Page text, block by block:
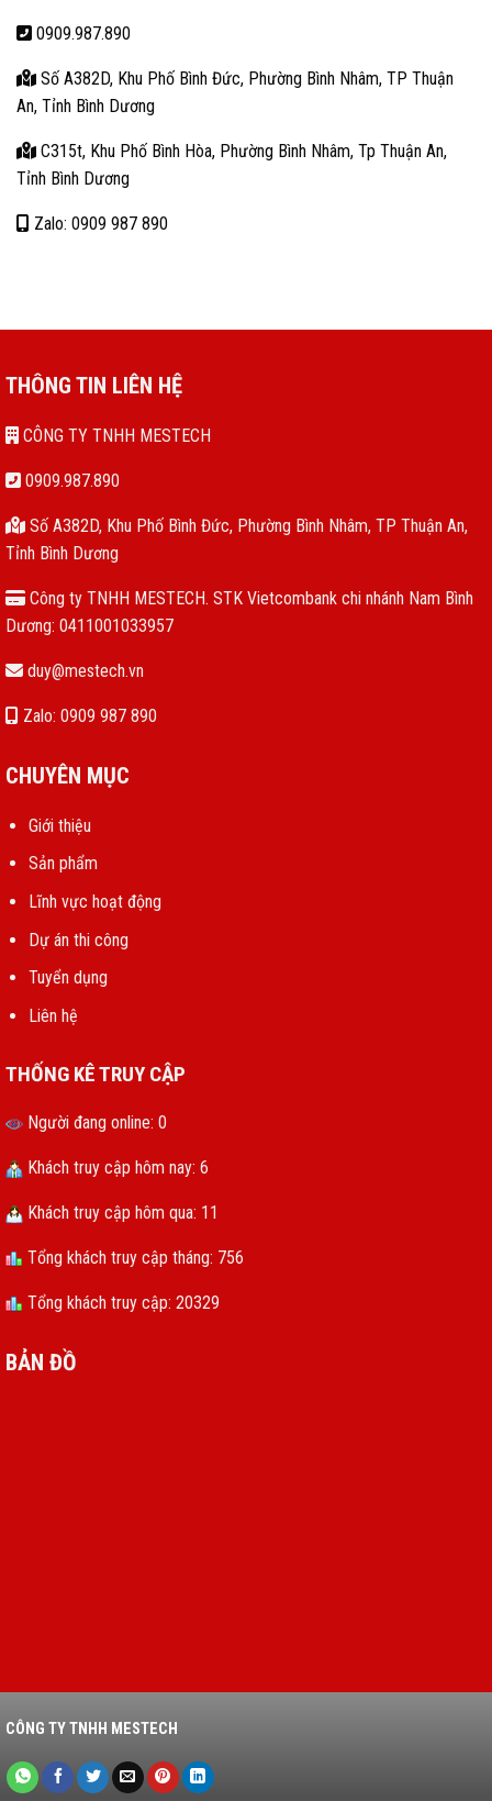
0909.987.890
Số A382D, Khu Phố Bình Đức, Phường Bình Nhâm, TP Thuận
An, Tỉnh Bình Dương
C315t, Khu Phố Bình Hòa, Phường Bình Nhâm, Tp Thuận An,
Tỉnh Bình Dương
Zalo: 0909 987 890
THÔNG TIN LIÊN HỆ
CÔNG TY TNHH MESTECH
0909.987.890
Số A382D, Khu Phố Bình Đức, Phường Bình Nhâm, TP Thuận An,
Tỉnh Bình Dương
Công ty TNHH MESTECH. STK Vietcombank chi nhánh Nam Bình
Dương: 0411001033957
duy@mestech.vn
Zalo: 0909 987 890
CHUYÊN MỤC
Giới thiệu
Sản phẩm
Lĩnh vực hoạt động
Dự án thi công
Tuyển dụng
Liên hệ
THỐNG KÊ TRUY CẬP
Người đang online: 0
Khách truy cập hôm nay: 6
Khách truy cập hôm qua: 11
Tổng khách truy cập tháng: 756
Tổng khách truy cập: 20329
BẢN ĐỒ
CÔNG TY TNHH MESTECH